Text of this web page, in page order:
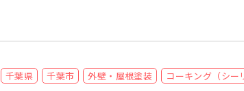
千葉県 千葉市 外壁・屋根塗装 コーキング（シー